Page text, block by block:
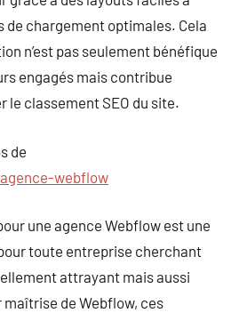
de chargement optimales. Cela
n’est pas seulement bénéfique
engagés mais contribue
le classement SEO du site.
de
webflow
une agence Webflow est une
toute entreprise cherchant
attrayant mais aussi
de Webflow, ces